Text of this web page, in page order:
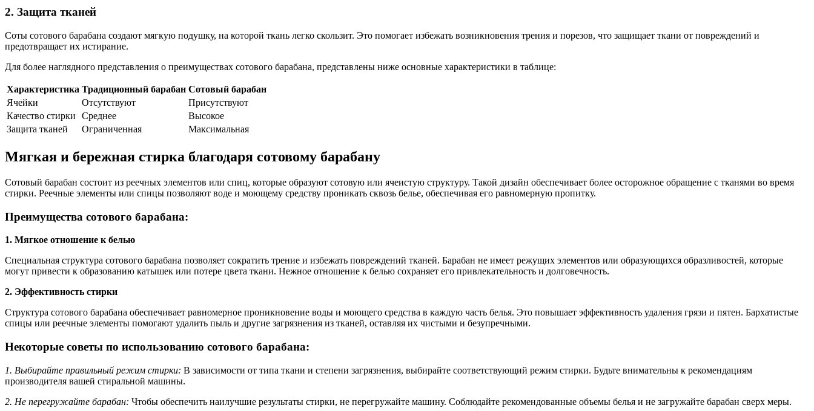
2. Защита тканей
Соты сотового барабана создают мягкую подушку, на которой ткань легко скользит. Это помогает избежать возникновения трения и порезов, что защищает ткани от повреждений и
предотвращает их истирание.
Для более наглядного представления о преимуществах сотового барабана, представлены ниже основные характеристики в таблице:
Характеристика Традиционный барабан Сотовый барабан
Ячейки
Отсутствуют
Присутствуют
Качество стирки
Среднее
Высокое
Защита тканей
Ограниченная Максимальная
Мягкая и бережная стирка благодаря сотовому барабану
Сотовый барабан состоит из реечных элементов или спиц, которые образуют сотовую или ячеистую структуру. Такой дизайн обеспечивает более осторожное обращение с тканями во время
стирки. Реечные элементы или спицы позволяют воде и моющему средству проникать сквозь белье, обеспечивая его равномерную пропитку.
Преимущества сотового барабана:
1. Мягкое отношение к белью
Специальная структура сотового барабана позволяет сократить трение и избежать повреждений тканей. Барабан не имеет режущих элементов или образующихся образливостей, которые
могут привести к образованию катышек или потере цвета ткани. Нежное отношение к белью сохраняет его привлекательность и долговечность.
2. Эффективность стирки
Структура сотового барабана обеспечивает равномерное проникновение воды и моющего средства в каждую часть белья. Это повышает эффективность удаления грязи и пятен. Бархатистые
спицы или реечные элементы помогают удалить пыль и другие загрязнения из тканей, оставляя их чистыми и безупречными.
Некоторые советы по использованию сотового барабана:
1. Выбирайте правильный режим стирки: В зависимости от типа ткани и степени загрязнения, выбирайте соответствующий режим стирки. Будьте внимательны к рекомендациям
производителя вашей стиральной машины.
2. Не перегружайте барабан: Чтобы обеспечить наилучшие результаты стирки, не перегружайте машину. Соблюдайте рекомендованные объемы белья и не загружайте барабан сверх меры.